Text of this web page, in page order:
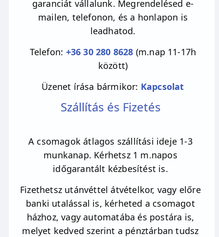
garanciát vállalunk. Megrendelésed e-
mailen, telefonon, és a honlapon is
leadhatod.
Telefon: +36 30 280 8628 (m.nap 11-17h
között)
Üzenet írása bármikor: Kapcsolat
Szállítás és Fizetés
A csomagok átlagos szállítási ideje 1-3
munkanap. Kérhetsz 1 m.napos
időgarantált kézbesítést is.
Fizethetsz utánvéttel átvételkor, vagy előre
banki utalással is, kérheted a csomagot
házhoz, vagy automatába és postára is,
melyet kedved szerint a pénztárban tudsz